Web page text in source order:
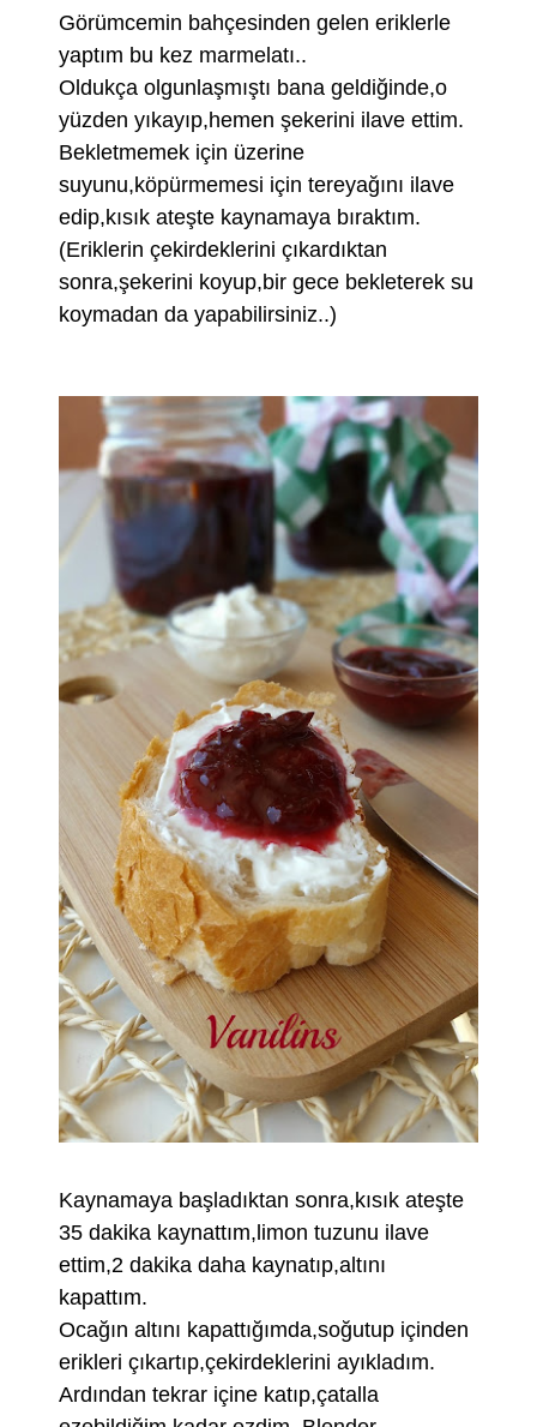
Görümcemin bahçesinden gelen eriklerle
yaptım bu kez marmelatı..
Oldukça olgunlaşmıştı bana geldiğinde,o
yüzden yıkayıp,hemen şekerini ilave ettim.
Bekletmemek için üzerine
suyunu,köpürmemesi için tereyağını ilave
edip,kısık ateşte kaynamaya bıraktım.
(Eriklerin çekirdeklerini çıkardıktan
sonra,şekerini koyup,bir gece bekleterek su
koymadan da yapabilirsiniz..)
Kaynamaya başladıktan sonra,kısık ateşte
35 dakika kaynattım,limon tuzunu ilave
ettim,2 dakika daha kaynatıp,altını
kapattım.
Ocağın altını kapattığımda,soğutup içinden
erikleri çıkartıp,çekirdeklerini ayıkladım.
Ardından tekrar içine katıp,çatalla